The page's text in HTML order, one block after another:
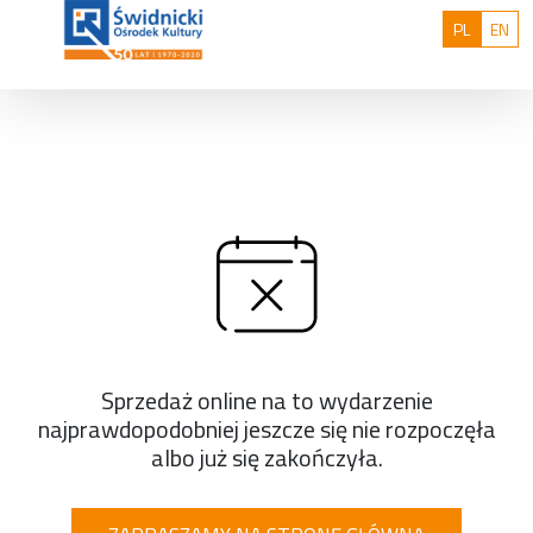
Przejdź do treści
PLPolski
EN
Sprzedaż online na to wydarzenie
najprawdopodobniej jeszcze się nie rozpoczęła
albo już się zakończyła.